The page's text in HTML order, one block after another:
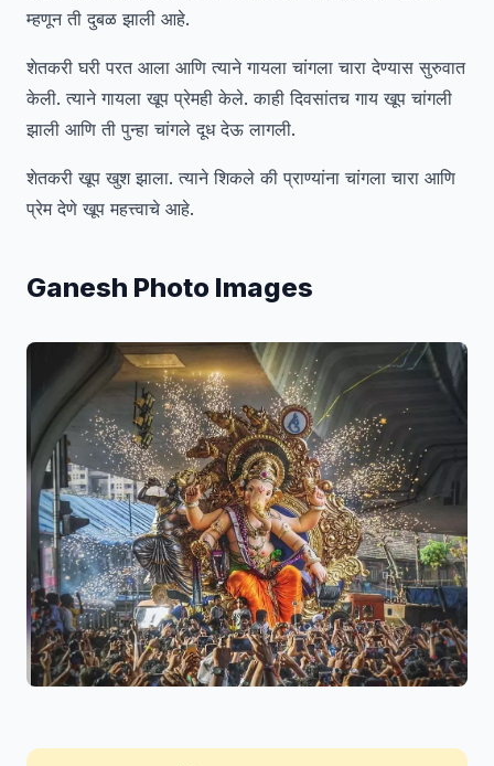
म्हणून ती दुबळ झाली आहे.
शेतकरी घरी परत आला आणि त्याने गायला चांगला चारा देण्यास सुरुवात
केली. त्याने गायला खूप प्रेमही केले. काही दिवसांतच गाय खूप चांगली
झाली आणि ती पुन्हा चांगले दूध देऊ लागली.
शेतकरी खूप खुश झाला. त्याने शिकले की प्राण्यांना चांगला चारा आणि
प्रेम देणे खूप महत्त्वाचे आहे.
Ganesh Photo Images